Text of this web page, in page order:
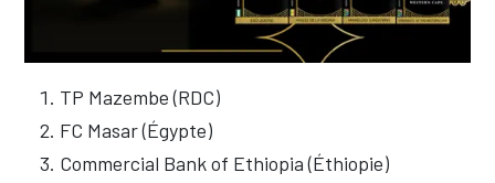
TP Mazembe (RDC)
FC Masar (Égypte)
Commercial Bank of Ethiopia (Éthiopie)